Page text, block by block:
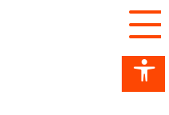
öffnen
anzeigen
springenanzeigen